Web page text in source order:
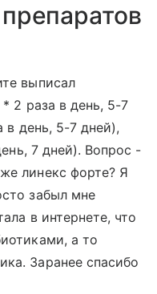
выписал
2 раза в день, 5-7
день, 5-7 дней),
7 дней). Вопрос -
линекс форте? Я
забыл мне
в интернете, что
а то
Заранее спасибо